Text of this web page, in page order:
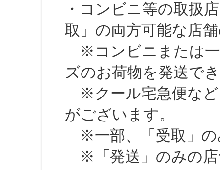
・コンビニ等の取扱
取」の両方可能な店
※コンビニまたは一
ズのお荷物を発送で
※クール宅急便など
がございます。
※一部、「受取」の
※「発送」のみの店